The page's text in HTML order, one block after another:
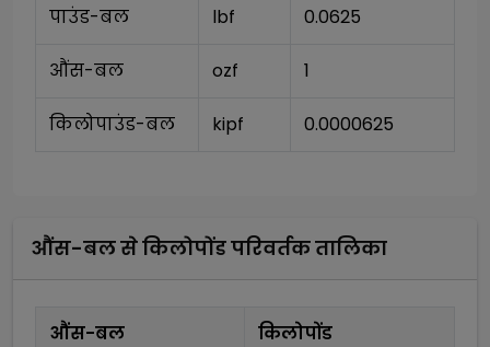
पाउंड-बल lbf 0.0625
औंस-बल ozf 1
किलोपाउंड-बल kipf 0.0000625
औंस-बलसेकिलोपोंडपरिवर्तक तालिका
औंस-बल किलोपोंड